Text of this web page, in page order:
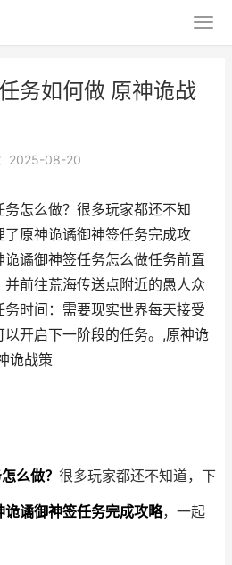
务如何做 原神诡战
2025-08-20
怎么做？很多玩家都还不知
原神诡谲御神签任务完成攻
谲御神签任务怎么做任务前置
前往荒海传送点附近的愚人众
时间：需要现实世界每天接受
开启下一阶段的任务。,原神诡
诡战策
么做？ 很多玩家都还不知道，下
诡谲御神签任务完成攻略，一起